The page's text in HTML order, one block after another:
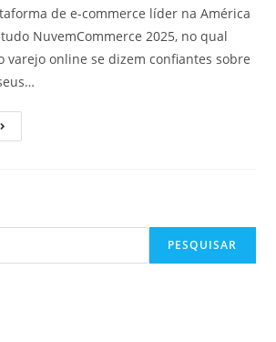
de e-commerce líder na América
NuvemCommerce 2025, no qual
varejo online se dizem confiantes sobre
PESQUISAR